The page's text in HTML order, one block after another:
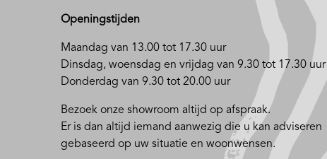
Openingstijden
Maandag van 13.00 tot 17.30 uur
Dinsdag, woensdag en vrijdag van 9.30 tot 17.30 uur
Donderdag van 9.30 tot 20.00 uur
Bezoek onze showroom altijd op afspraak.
Er is dan altijd iemand aanwezig die u kan adviseren
gebaseerd op uw situatie en woonwensen.